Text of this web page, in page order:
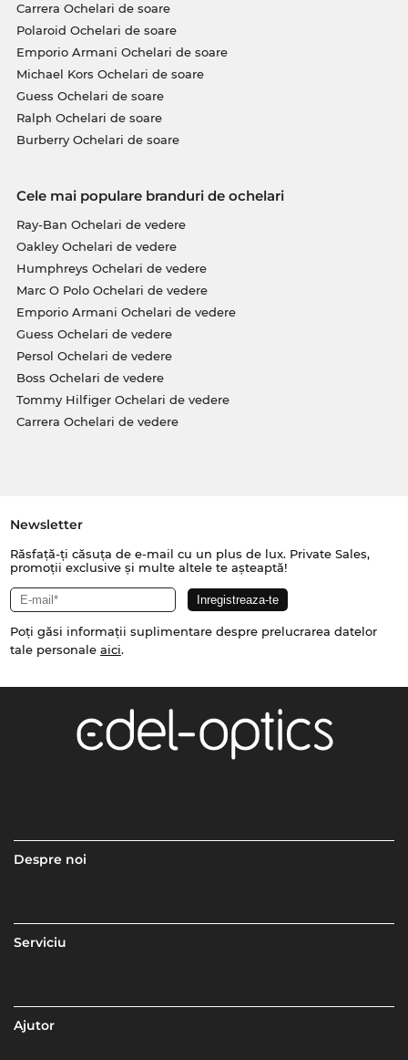
Carrera Ochelari de soare
Polaroid Ochelari de soare
Emporio Armani Ochelari de soare
Michael Kors Ochelari de soare
Guess Ochelari de soare
Ralph Ochelari de soare
Burberry Ochelari de soare
Cele mai populare branduri de ochelari
Ray-Ban Ochelari de vedere
Oakley Ochelari de vedere
Humphreys Ochelari de vedere
Marc O Polo Ochelari de vedere
Emporio Armani Ochelari de vedere
Guess Ochelari de vedere
Persol Ochelari de vedere
Boss Ochelari de vedere
Tommy Hilfiger Ochelari de vedere
Carrera Ochelari de vedere
Newsletter
Răsfață-ți căsuța de e-mail cu un plus de lux. Private Sales,
promoții exclusive și multe altele te așteaptă!
Poți găsi informații suplimentare despre prelucrarea datelor
tale personale aici.
Despre noi
Serviciu
Ajutor